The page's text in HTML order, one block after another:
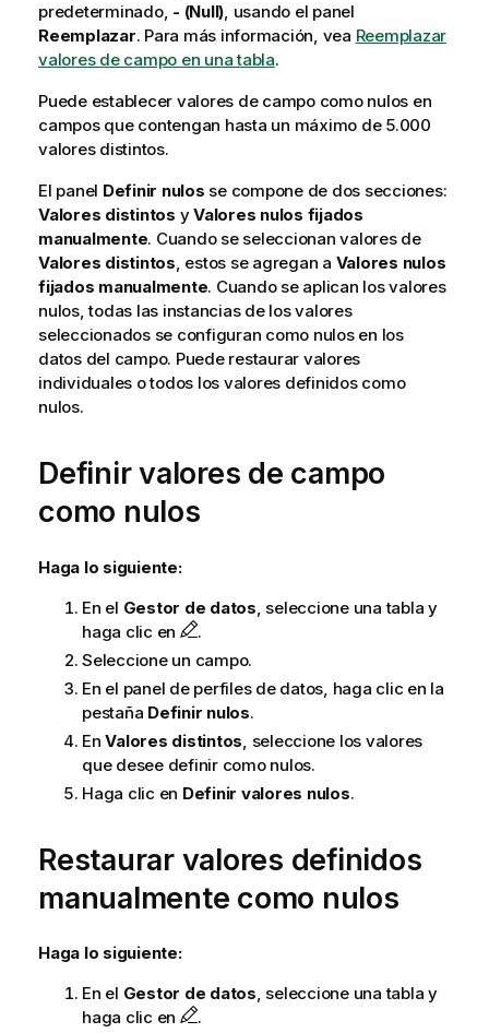
predeterminado, - (Null), usando el panel
Reemplazar. Para más información, vea Reemplazar
valores de campo en una tabla.
Puede establecer valores de campo como nulos en
campos que contengan hasta un máximo de 5.000
valores distintos.
El panel Definir nulos se compone de dos secciones:
Valores distintos yValores nulos fijados
manualmente. Cuando se seleccionan valores de
Valores distintos, estos se agregan a Valores nulos
fijados manualmente. Cuando se aplican los valores
nulos, todas las instancias de los valores
seleccionados se configuran como nulos en los
datos del campo. Puede restaurar valores
individuales o todos los valores definidos como
nulos.
Definir valores de campo
como nulos
Haga lo siguiente:
En el Gestor de datos , seleccione una tabla y
haga clic en
.
Seleccione un campo.
En el panel de perfiles de datos, haga clic en la
pestaña Definir nulos.
EnValores distintos , seleccione los valores
que desee definir como nulos.
Haga clic en Definir valores nulos.
Restaurar valores definidos
manualmente como nulos
Haga lo siguiente:
En el Gestor de datos, seleccione una tabla y
haga clic en
.